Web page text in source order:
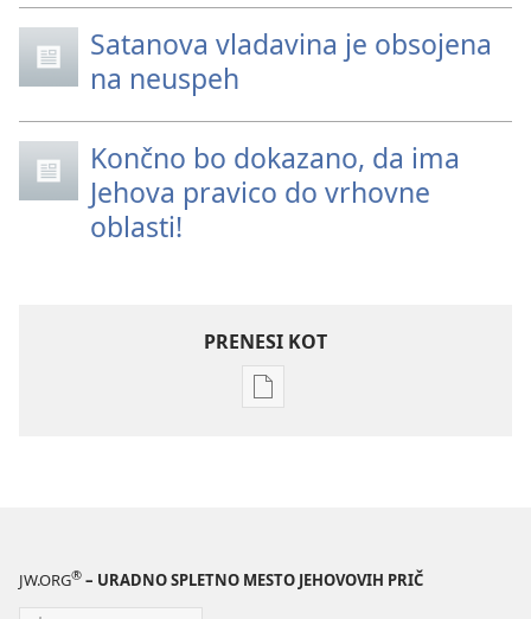
Satanova vladavina je obsojena
na neuspeh
Končno bo dokazano, da ima
Jehova pravico do vrhovne
oblasti!
PRENESI KOT
Možnosti
–
JW.ORG® – URADNO SPLETNO MESTO JEHOVOVIH PRIČ